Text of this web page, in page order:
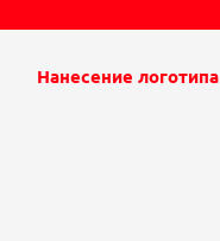
Нанесение логотипа